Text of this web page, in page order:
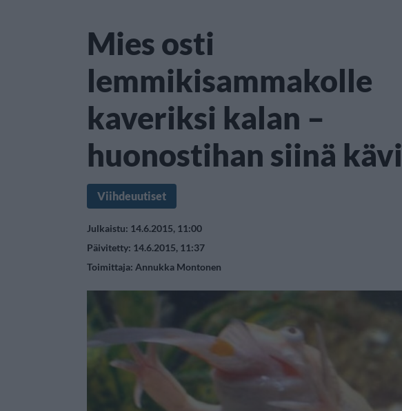
Mies osti
lemmikisammakolle
kaveriksi kalan –
huonostihan siinä kävi
Viihdeuutiset
Julkaistu: 14.6.2015, 11:00
Päivitetty: 14.6.2015, 11:37
Toimittaja: Annukka Montonen